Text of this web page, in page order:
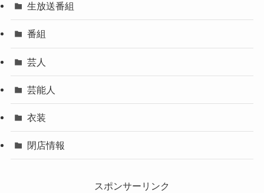
生放送番組
番組
芸人
芸能人
衣装
閉店情報
スポンサーリンク